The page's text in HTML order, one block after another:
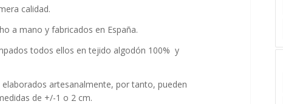
calidad.
a mano y fabricados en España.
todos ellos en tejido algodón 100% y
artesanalmente, por tanto, pueden
de +/-1 o 2 cm.